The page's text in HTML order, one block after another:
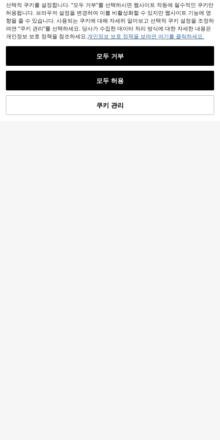
42% 할인! 장바구니 담기
선택적 쿠키를 설정합니다. "모두 거부"를 선택하시면 웹사이트 작동에 필수적인 쿠키만
허용됩니다. 브라우저 설정을 변경하여 이를 비활성화할 수 있지만 웹사이트 기능에 영
향을 줄 수 있습니다. 사용되는 쿠키에 대해 자세히 알아보고 선택적 쿠키 설정을 조정하
려면 "쿠키 관리"를 선택하세요. 당사가 수집한 데이터 처리 방식에 대한 자세한 내용은
개인정보 보호 정책을 참조하세요. 개인정보 보호 정책을 보려면 여기를 클릭하세요.
모두 거부
모두 허용
쿠키 관리